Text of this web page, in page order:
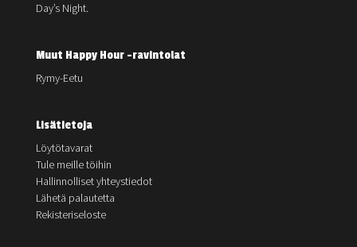
Day’s Night.
Muut Happy Hour -ravintolat
Rymy-Eetu
Lisätietoja
Löytötavarat
Tule meille töihin
Hallinnolliset yhteystiedot
Lähetä palautetta
Rekisteriseloste